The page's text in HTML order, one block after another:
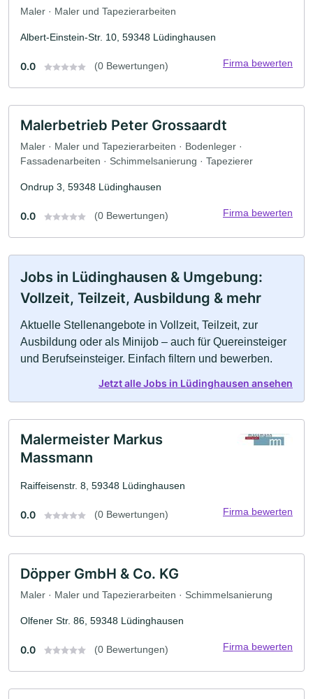
Maler · Maler und Tapezierarbeiten
Albert-Einstein-Str. 10, 59348 Lüdinghausen
0.0 (0 Bewertungen) Firma bewerten
Malerbetrieb Peter Grossaardt
Maler · Maler und Tapezierarbeiten · Bodenleger ·
Fassadenarbeiten · Schimmelsanierung · Tapezierer
Ondrup 3, 59348 Lüdinghausen
0.0 (0 Bewertungen) Firma bewerten
Jobs in Lüdinghausen & Umgebung:
Vollzeit, Teilzeit, Ausbildung & mehr
Aktuelle Stellenangebote in Vollzeit, Teilzeit, zur
Ausbildung oder als Minijob – auch für Quereinsteiger
und Berufseinsteiger. Einfach filtern und bewerben.
Jetzt alle Jobs in Lüdinghausen ansehen
Malermeister Markus
Massmann
Raiffeisenstr. 8, 59348 Lüdinghausen
0.0 (0 Bewertungen) Firma bewerten
Döpper GmbH & Co. KG
Maler · Maler und Tapezierarbeiten · Schimmelsanierung
Olfener Str. 86, 59348 Lüdinghausen
0.0 (0 Bewertungen) Firma bewerten